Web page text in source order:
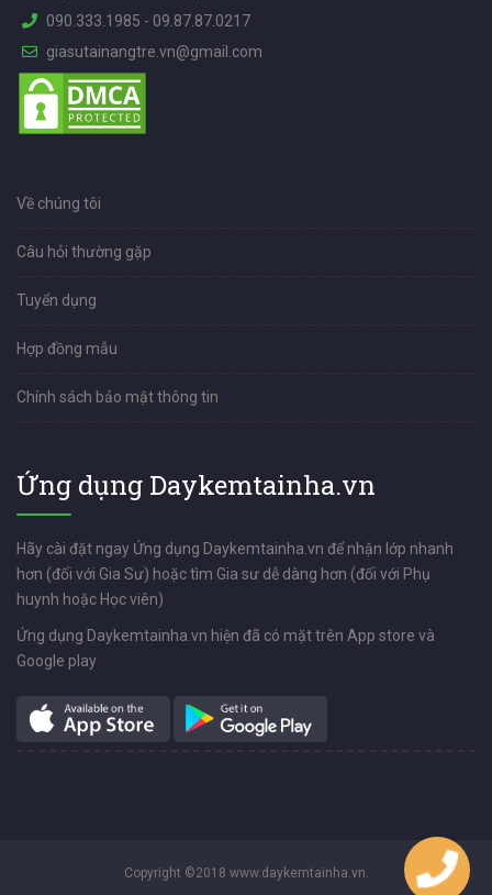
090.333.1985 - 09.87.87.0217
giasutainangtre.vn@gmail.com
Về chúng tôi
Câu hỏi thường gặp
Tuyển dụng
Hợp đồng mẫu
Chính sách bảo mật thông tin
Ứng dụng Daykemtainha.vn
Hãy cài đặt ngay Ứng dụng Daykemtainha.vn để nhận lớp nhanh
hơn (đối với Gia Sư) hoặc tìm Gia sư dễ dàng hơn (đối với Phụ
huynh hoặc Học viên)
Ứng dụng Daykemtainha.vn hiện đã có mặt trên App store và
Google play
Copyright ©2018 www.daykemtainha.vn.